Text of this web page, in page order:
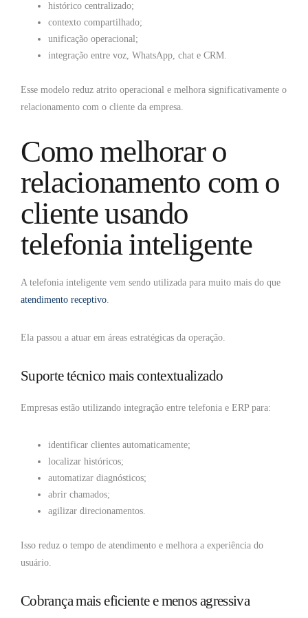
histórico centralizado;
contexto compartilhado;
unificação operacional;
integração entre voz, WhatsApp, chat e CRM.
Esse modelo reduz atrito operacional e melhora significativamente o
relacionamento com o cliente da empresa.
Como melhorar o
relacionamento com o
cliente usando
telefonia inteligente
A telefonia inteligente vem sendo utilizada para muito mais do que
atendimento receptivo.
Ela passou a atuar em áreas estratégicas da operação.
Suporte técnico mais contextualizado
Empresas estão utilizando integração entre telefonia e ERP para:
identificar clientes automaticamente;
localizar históricos;
automatizar diagnósticos;
abrir chamados;
agilizar direcionamentos.
Isso reduz o tempo de atendimento e melhora a experiência do
usuário.
Cobrança mais eficiente e menos agressiva